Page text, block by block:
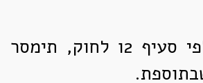
הודעה לפי סעיף 2ו לחוק, תימסר